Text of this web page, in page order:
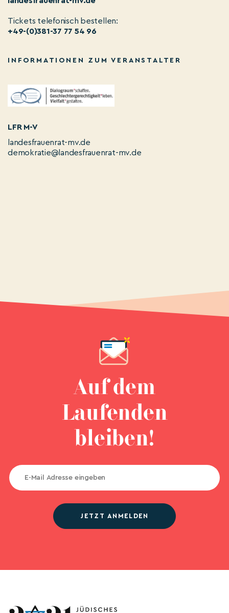
Tickets telefonisch bestellen:
+49-(0)381-37 77 54 96
INFORMATIONEN ZUM VERANSTALTER
LFR M-V
landesfrauenrat-mv.de
demokratie@landesfrauenrat-mv.de
Auf dem
Laufenden
bleiben!
JETZT ANMELDEN